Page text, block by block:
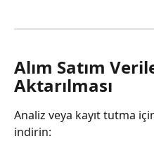
Alım Satım
Aktarılması
Analiz veya kayıt tutma
indirin: